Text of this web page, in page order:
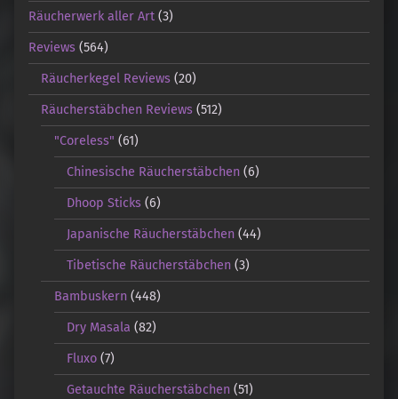
Räucherwerk aller Art (3)
Reviews (564)
Räucherkegel Reviews (20)
Räucherstäbchen Reviews (512)
"Coreless" (61)
Chinesische Räucherstäbchen (6)
Dhoop Sticks (6)
Japanische Räucherstäbchen (44)
Tibetische Räucherstäbchen (3)
Bambuskern(448)
Dry Masala (82)
Fluxo (7)
Getauchte Räucherstäbchen (51)